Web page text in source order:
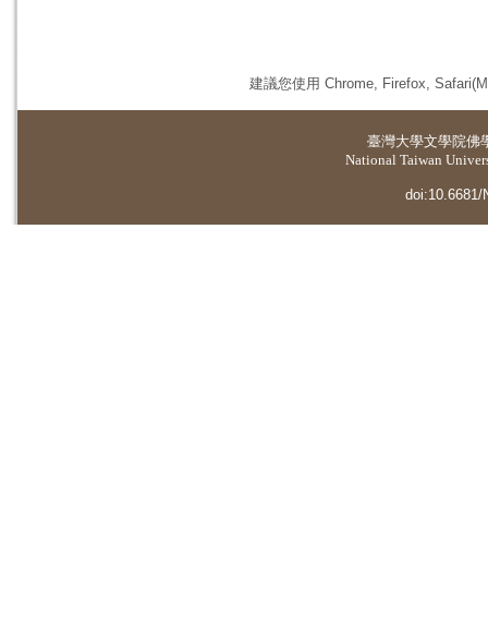
建議您使用 Chrome, Firefox,
臺灣大學文學院佛
National Taiwan
doi:10.6681/